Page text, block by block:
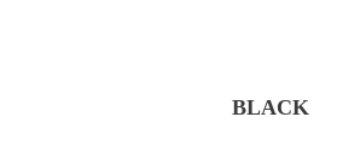
BLACK